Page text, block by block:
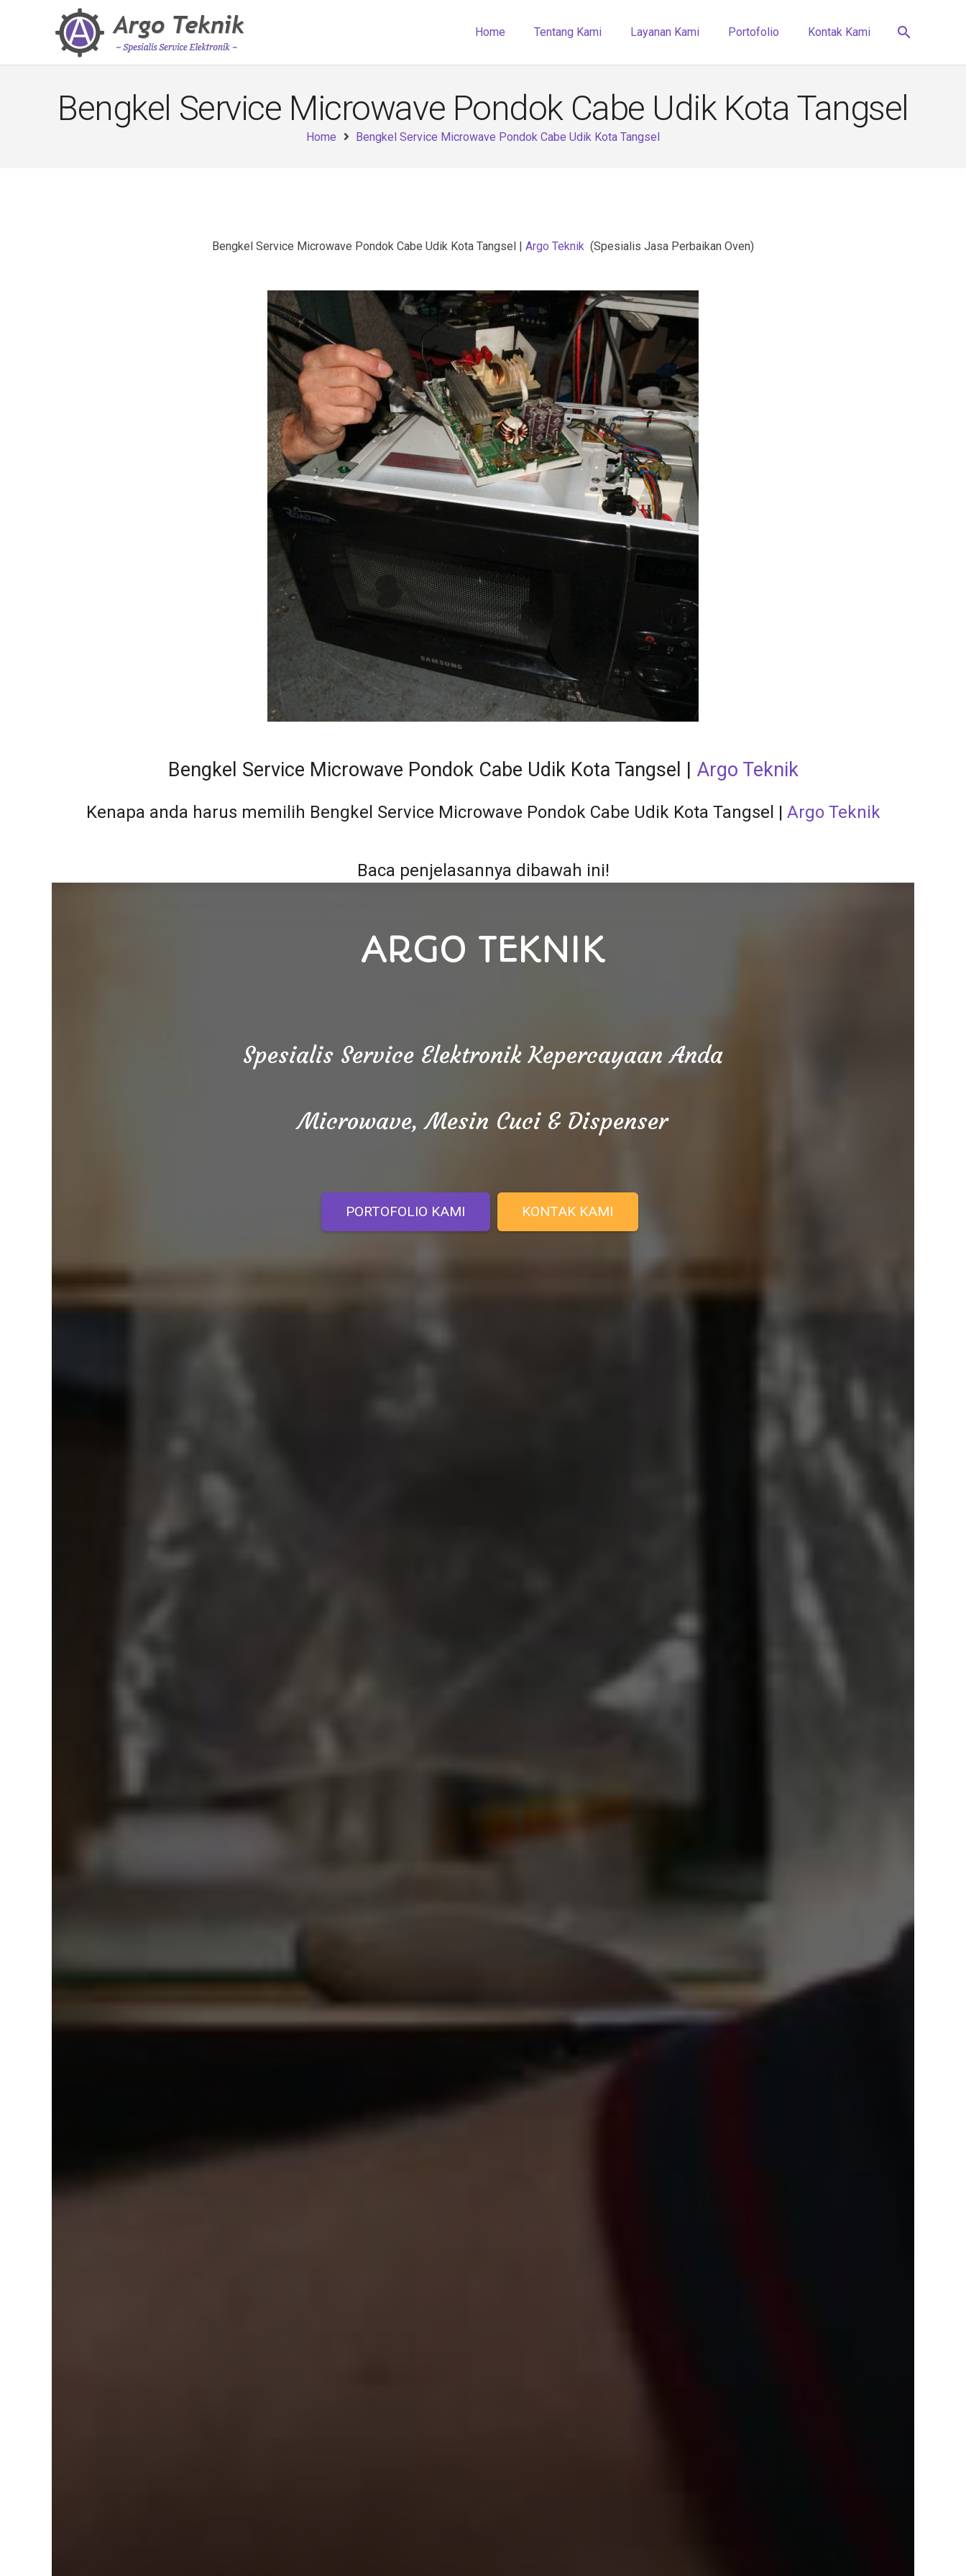
Home Tentang Kami Layanan Kami Portofolio Kontak Kami search
Bengkel Service Microwave Pondok Cabe Udik Kota Tangsel
Home Bengkel Service Microwave Pondok Cabe Udik Kota Tangsel
Bengkel Service Microwave Pondok Cabe Udik Kota Tangsel | Argo Teknik (Spesialis Jasa Perbaikan Oven)
Bengkel Service Microwave Pondok Cabe Udik Kota Tangsel | Argo Teknik
Kenapa anda harus memilih Bengkel Service Microwave Pondok Cabe Udik Kota Tangsel | Argo Teknik
Baca penjelasannya dibawah ini!
ARGO TEKNIK
Spesialis Service Elektronik Kepercayaan Anda
Microwave, Mesin Cuci & Dispenser
PORTOFOLIO KAMI KONTAK KAMI